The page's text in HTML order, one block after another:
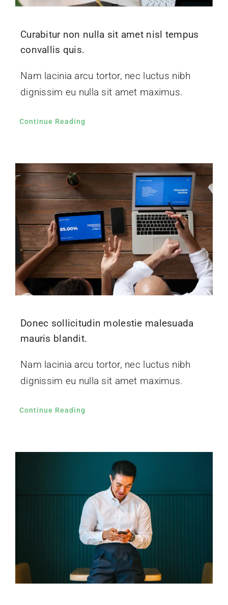
Curabitur non nulla sit amet nisl tempus
convallis quis.
Nam lacinia arcu tortor, nec luctus nibh
dignissim eu nulla sit amet maximus.
Continue Reading
Donec sollicitudin molestie malesuada
mauris blandit.
Nam lacinia arcu tortor, nec luctus nibh
dignissim eu nulla sit amet maximus.
Continue Reading